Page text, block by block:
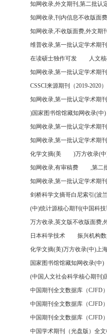
知网收录,外文期刊,第二批认
知网收录,刊内信息不收版面
知网收录,不收版面费,外文期
维普收录,第一批认定学术期
在读硕士独作可发
人文
知网收录,第一批认定学术期
CSSCI来源期刊（2019-2020
知网收录,第一批认定学术期
)国家图书馆馆藏知网收录(中)
知网收录,第一批认定学术期
知网收录,第一批认定学术期
化学文摘(美
)万方收录(
知网收录,有审稿费
,第二
知网收录,第一批认定学术期
剑桥科学文摘哥白尼索引(波
(中)统计源核心期刊(中国科
万方收录,英文版不收版面费,
日本科学技术
振兴机构
化学文摘(美)万方收录(中)上
国家图书馆馆藏知网收录(中)
(中国人文社会科学核心期刊)
中国期刊全文数据库（CJFD
中国期刊全文数据库（CJFD
中国期刊全文数据库（CJFD
中国学术期刊（光盘版）全文